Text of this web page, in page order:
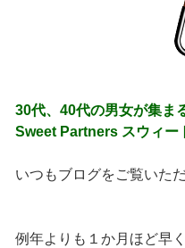
30代、40代の男女が集ま
Sweet Partners スウィー
いつもブログをご覧いた
例年よりも１か月ほど早